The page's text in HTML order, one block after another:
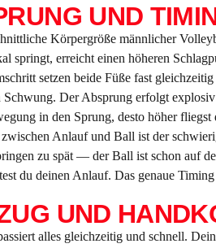
UND
Körpergröße männlicher
springt, erreicht einen höheren
setzen beide Füße fast
Schwung. Der Absprung erfolgt
in den Sprung, desto höher fliegst
Anlauf und Ball ist der
zu spät — der Ball ist schon auf
du deinen Anlauf. Das genaue
UND
alles gleichzeitig und schnell.